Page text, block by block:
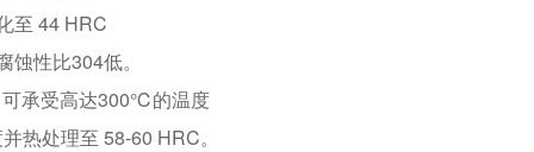
至 44 HRC
性比304低。
承受高达300℃的温度
热处理至 58-60 HRC。